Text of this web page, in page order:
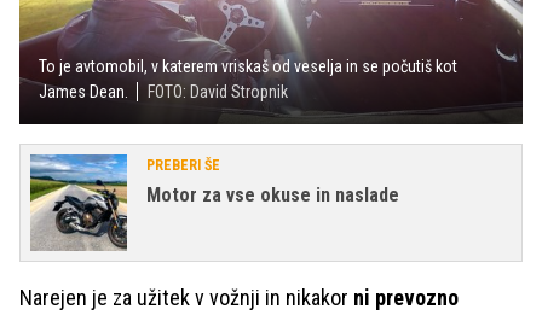
To je avtomobil, v katerem vriskaš od veselja in se počutiš kot
James Dean.
FOTO: David Stropnik
PREBERI ŠE
Motor za vse okuse in naslade
Narejen je za užitek v vožnji in nikakor ni prevozno